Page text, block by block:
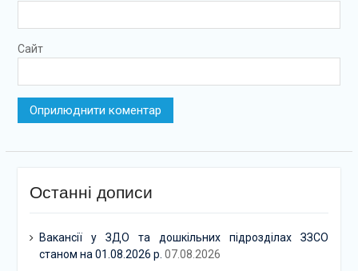
Сайт
Останні дописи
Вакансії у ЗДО та дошкільних підрозділах ЗЗСО
станом на 01.08.2026 р. 07.08.2026